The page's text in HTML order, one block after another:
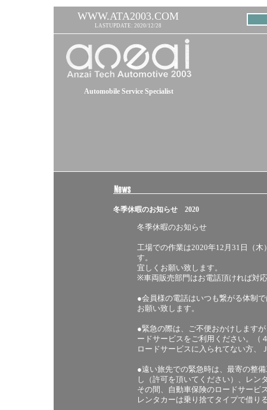
WWW.ATA2003.COM
LASTUPDATE: 2020/12/28
Automobile Service Specialist
冬季休暇のお知らせ 2020
冬季休暇のお知らせ
工場での作業は2020年12月31日（
す。
宜しくお願い致します。
※車両販売部門はお電話頂ければ対
●会員様の電話はいつも繋がる体制
お願い致します。
●緊急の際は、ご不便おかけします
ードサービスをご利用ください。
ロードサービスに入られてない方、
●遠い旅先での緊急時は、最寄の整
し（許可を頂いてください）、レン
その間、自動車保険のロードサービ
レンタカーは乗り捨てタイプで借